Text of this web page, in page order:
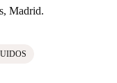
Madrid.